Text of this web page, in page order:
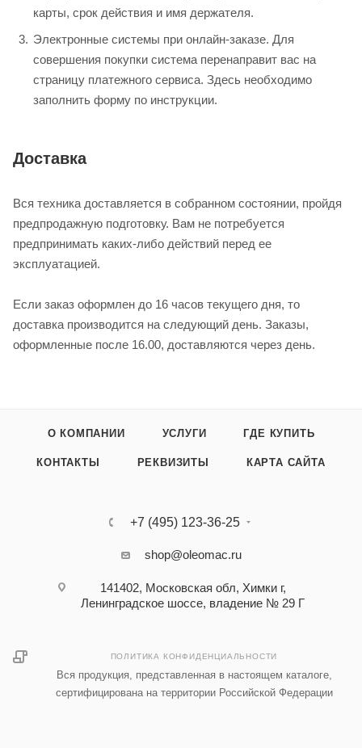
карты, срок действия и имя держателя.
Электронные системы при онлайн-заказе. Для
совершения покупки система перенаправит вас на
страницу платежного сервиса. Здесь необходимо
заполнить форму по инструкции.
Доставка
Вся техника доставляется в собранном состоянии, пройдя
предпродажную подготовку. Вам не потребуется
предпринимать каких-либо действий перед ее
эксплуатацией.
Если заказ оформлен до 16 часов текущего дня, то
доставка производится на следующий день. Заказы,
оформленные после 16.00, доставляются через день.
О КОМПАНИИ УСЛУГИ ГДЕ КУПИТЬ
КОНТАКТЫ РЕКВИЗИТЫ КАРТА САЙТА
+7 (495) 123-36-25‬
shop@oleomac.ru
141402, Московская обл, Химки г,
Ленинградское шоссе, владение № 29 Г
ПОЛИТИКА КОНФИДЕНЦИАЛЬНОСТИ
Вся продукция, представленная в настоящем каталоге,
сертифицирована на территории Российской Федерации